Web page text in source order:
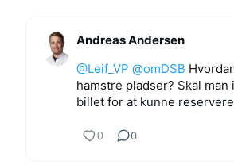
Andreas Andersen
@Leif_VP @omDSB
hamstre pladser? Skal man
billet for at kunne
0 0